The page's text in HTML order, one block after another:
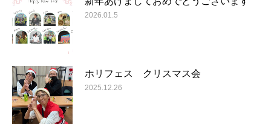
2026.01.5
ホリフェス クリスマス会
2025.12.26